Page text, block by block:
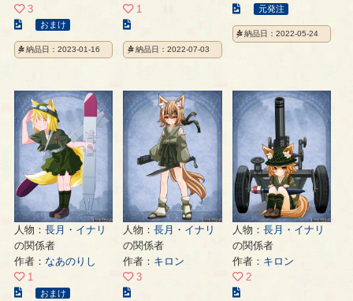
3
こ
の
イ
ト
の
ペ
ジ
おまけ
納品日：2023-01-16
1
の
イ
ト
ジ
納品日：2022-07-03
こ
の
イ
の
ー
元発注
納品日：2022-05-24
人物： 長月・イナリ
の関係者
作者： なあのりし
1
こ おまけ
人物：長月・イナリ
の関係者
作者： キロン
3
人物： 長月・イナリ
の関係者
作者： キロン
2